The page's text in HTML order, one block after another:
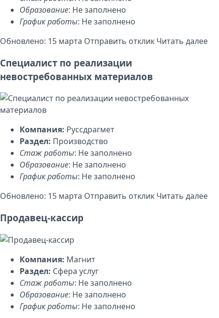
Образование: Не заполнено
График работы: Не заполнено
Обновлено: 15 марта Отправить отклик Читать далее
Специалист по реализации
невостребованных материалов
Компания: Руссдрагмет
Раздел: Производство
Стаж работы: Не заполнено
Образование: Не заполнено
График работы: Не заполнено
Обновлено: 15 марта Отправить отклик Читать далее
Продавец-кассир
Компания: Магнит
Раздел: Сфера услуг
Стаж работы: Не заполнено
Образование: Не заполнено
График работы: Не заполнено